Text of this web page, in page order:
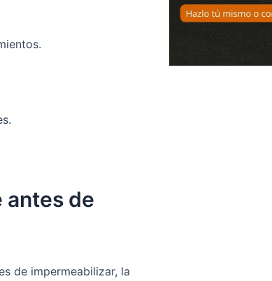
antes de
de impermeabilizar, la